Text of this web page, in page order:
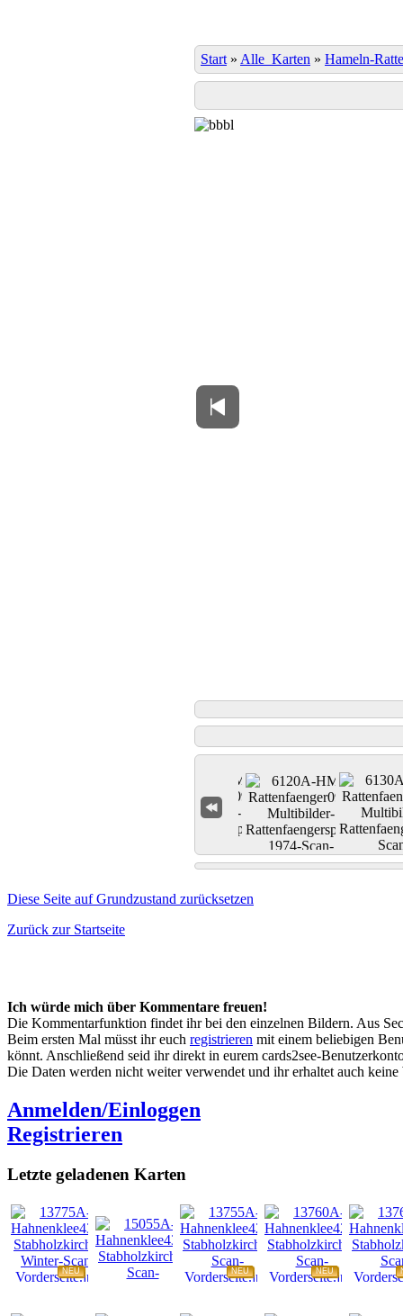
Start » Alle_Karten » Hameln-
Diese Seite auf Grundzustand zurücksetzen
Zurück zur Startseite
Ich würde mich über Kommentare freuen!
Die Kommentarfunktion findet ihr bei den einzelnen Bildern. Aus
Beim ersten Mal müsst ihr euch registrieren mit einem beliebigen
könnt. Anschließend seid ihr direkt in eurem cards2see-
Die Daten werden nicht weiter verwendet und ihr erhaltet auch
Anmelden/Einloggen
Registrieren
Letzte geladenen Karten
NEU NEU NEU